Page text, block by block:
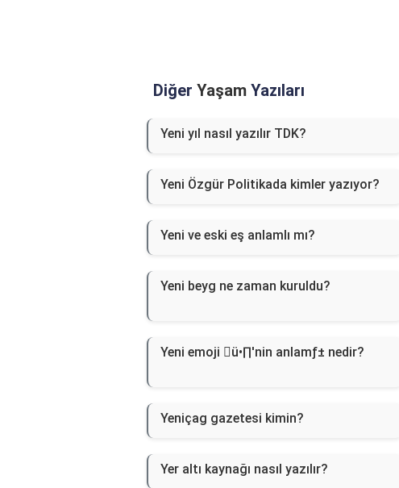
Diğer Yaşam Yazıları
Yeni yıl nasıl yazılır TDK?
Yeni Özgür Politikada kimler yazıyor?
Yeni ve eski eş anlamlı mı?
Yeni beyg ne zaman kuruldu?
Yeni emoji ü•∏'nin anlamƒ± nedir?
Yeniçag gazetesi kimin?
Yer altı kaynağı nasıl yazılır?